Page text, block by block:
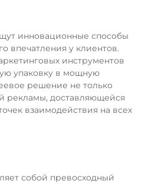
инновационные способы
впечатления у клиентов.
инструментов
упаковку в мощную
решение не только
рекламы, доставляющейся
взаимодействия на всех
собой превосходный